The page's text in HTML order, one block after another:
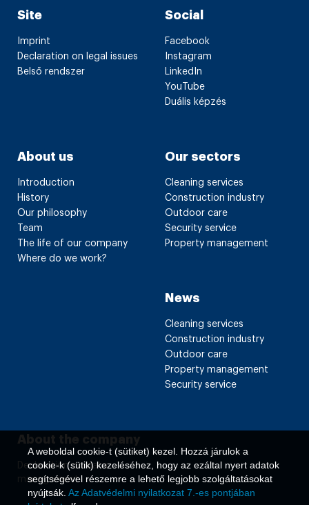
Site
Imprint
Declaration on legal issues
Belső rendszer
Social
Facebook
Instagram
LinkedIn
YouTube
Duális képzés
About us
Introduction
History
Our philosophy
Team
The life of our company
Where do we work?
Our sectors
Cleaning services
Construction industry
Outdoor care
Security service
Property management
News
Cleaning services
Construction industry
Outdoor care
Property management
Security service
About the company
Declaration on data
management
A weboldal cookie-t (sütiket) kezel. Hozzá járulok a
cookie-k (sütik) kezeléséhez, hogy az ezáltal nyert adatok
segítségével részemre a lehető legjobb szolgáltatásokat
nyújtsák. Az Adatvédelmi nyilatkozat 7.-es pontjában